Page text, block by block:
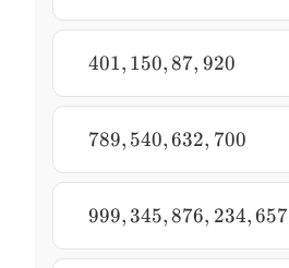
98
401,
87,
920
401, 150, 87, 920
789,
632,
700
789, 540, 632, 700
999,
876,
999,345, 876, 234,657